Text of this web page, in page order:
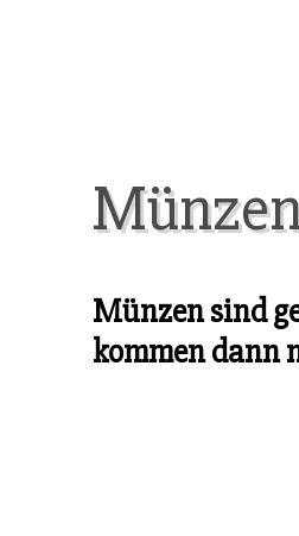
Münzen sind
kommen dann